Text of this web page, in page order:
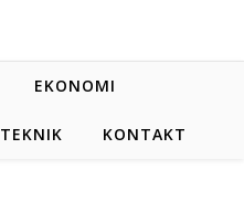
EKONOMI
TEKNIK KONTAKT